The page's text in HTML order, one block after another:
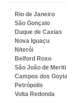
Rio de Janeiro
São Gonçalo
Duque de Caxias
Nova Iguaçu
Niterói
Belford Roxo
São João de Meriti
Campos dos
Petrópolis
Volta Redonda